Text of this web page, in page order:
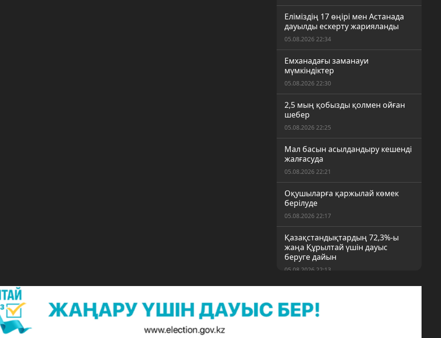
Еліміздің 17 өңірі мен Астанада
дауылды ескерту жарияланды
05.08.2026 22:34
Емханадағы заманауи
мүмкіндіктер
05.08.2026 22:30
2,5 мың қобызды қолмен ойған
шебер
05.08.2026 22:25
Мал басын асылдандыру кешенді
жалғасуда
05.08.2026 22:21
Оқушыларға қаржылай көмек
берілуде
05.08.2026 22:17
Қазақстандықтардың 72,3%-ы
жаңа Құрылтай үшін дауыс
беруге дайын
05.08.2026 22:13
шыншыл сөз» атты кітабы жарық
көрді